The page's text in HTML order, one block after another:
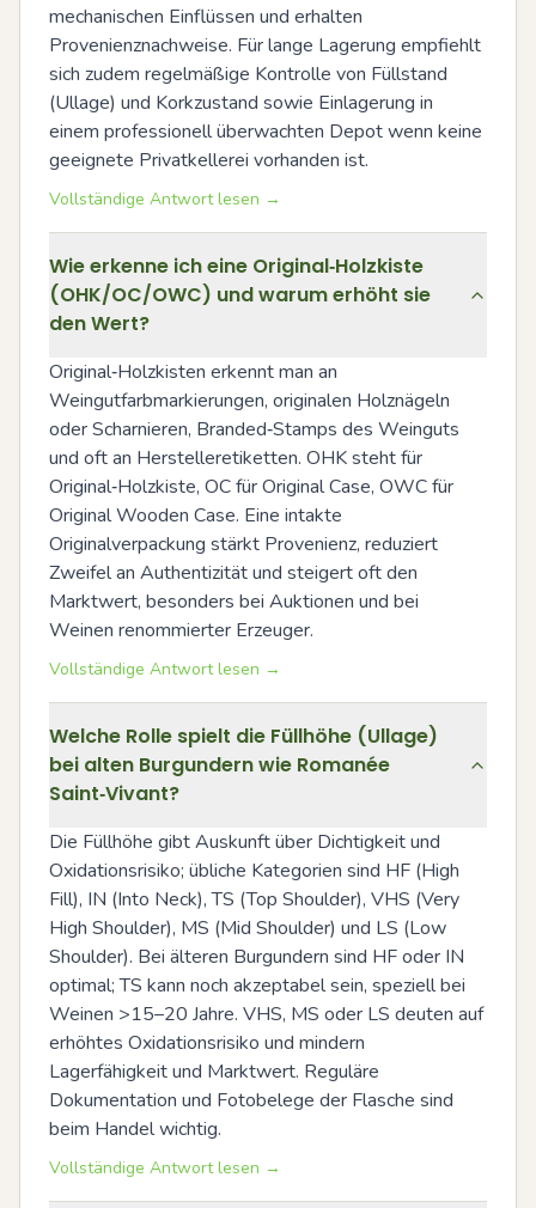
mechanischen Einflüssen und erhalten
Provenienznachweise. Für lange Lagerung empfiehlt
sich zudem regelmäßige Kontrolle von Füllstand
(Ullage) und Korkzustand sowie Einlagerung in
einem professionell überwachten Depot wenn keine
geeignete Privatkellerei vorhanden ist.
Vollständige Antwort lesen →
Wie erkenne ich eine Original‑Holzkiste
(OHK/OC/OWC) und warum erhöht sie
den Wert?
Original‑Holzkisten erkennt man an
Weingutfarbmarkierungen, originalen Holznägeln
oder Scharnieren, Branded‑Stamps des Weinguts
und oft an Herstelleretiketten. OHK steht für
Original‑Holzkiste, OC für Original Case, OWC für
Original Wooden Case. Eine intakte
Originalverpackung stärkt Provenienz, reduziert
Zweifel an Authentizität und steigert oft den
Marktwert, besonders bei Auktionen und bei
Weinen renommierter Erzeuger.
Vollständige Antwort lesen →
Welche Rolle spielt die Füllhöhe (Ullage)
bei alten Burgundern wie Romanée
Saint‑Vivant?
Die Füllhöhe gibt Auskunft über Dichtigkeit und
Oxidationsrisiko; übliche Kategorien sind HF (High
Fill), IN (Into Neck), TS (Top Shoulder), VHS (Very
High Shoulder), MS (Mid Shoulder) und LS (Low
Shoulder). Bei älteren Burgundern sind HF oder IN
optimal; TS kann noch akzeptabel sein, speziell bei
Weinen >15–20 Jahre. VHS, MS oder LS deuten auf
erhöhtes Oxidationsrisiko und mindern
Lagerfähigkeit und Marktwert. Reguläre
Dokumentation und Fotobelege der Flasche sind
beim Handel wichtig.
Vollständige Antwort lesen →